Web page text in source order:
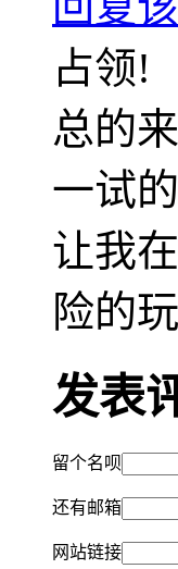
占领!
总的
一试
让我
险的
发表
留个名呗
还有邮箱
网站链接